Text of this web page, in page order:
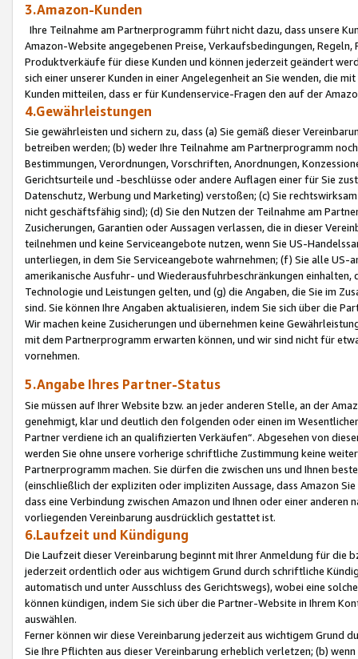
3.Amazon-Kunden
Ihre Teilnahme am Partnerprogramm führt nicht dazu, dass unsere
Amazon-Website angegebenen Preise, Verkaufsbedingungen,
Produktverkäufe für diese Kunden und können jederzeit geändert
sich einer unserer Kunden in einer Angelegenheit an Sie wenden, die
Kunden mitteilen, dass er für Kundenservice-Fragen den auf der
4.Gewährleistungen
Sie gewährleisten und sichern zu, dass (a) Sie gemäß dieser
betreiben werden; (b) weder Ihre Teilnahme am Partnerprogramm
Bestimmungen, Verordnungen, Vorschriften, Anordnungen,
Gerichtsurteile und -beschlüsse oder andere Auflagen einer für Sie
Datenschutz, Werbung und Marketing) verstoßen; (c) Sie
nicht geschäftsfähig sind); (d) Sie den Nutzen der Teilnahme am
Zusicherungen, Garantien oder Aussagen verlassen, die in dieser
teilnehmen und keine Serviceangebote nutzen, wenn Sie US-
unterliegen, in dem Sie Serviceangebote wahrnehmen; (f) Sie alle
amerikanische Ausfuhr- und Wiederausfuhrbeschränkungen
Technologie und Leistungen gelten, und (g) die Angaben, die Sie im
sind. Sie können Ihre Angaben aktualisieren, indem Sie sich über die
Wir machen keine Zusicherungen und übernehmen keine
mit dem Partnerprogramm erwarten können, und wir sind nicht für
vornehmen.
5.Angabe Ihres Partner-Status
Sie müssen auf Ihrer Website bzw. an jeder anderen Stelle, an der
genehmigt, klar und deutlich den folgenden oder einen im
Partner verdiene ich an qualifizierten Verkäufen“. Abgesehen von
werden Sie ohne unsere vorherige schriftliche Zustimmung keine
Partnerprogramm machen. Sie dürfen die zwischen uns und Ihnen
(einschließlich der expliziten oder impliziten Aussage, dass Amazon
dass eine Verbindung zwischen Amazon und Ihnen oder einer
vorliegenden Vereinbarung ausdrücklich gestattet ist.
6.Laufzeit und Kündigung
Die Laufzeit dieser Vereinbarung beginnt mit Ihrer Anmeldung für die
jederzeit ordentlich oder aus wichtigem Grund durch schriftliche
automatisch und unter Ausschluss des Gerichtswegs), wobei eine
können kündigen, indem Sie sich über die Partner-Website in Ihrem
auswählen.
Ferner können wir diese Vereinbarung jederzeit aus wichtigem Grund
Sie Ihre Pflichten aus dieser Vereinbarung erheblich verletzen; (b)